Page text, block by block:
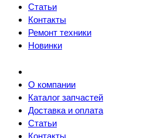
Статьи
Контакты
Ремонт техники
Новинки
О компании
Каталог запчастей
Доставка и оплата
Статьи
Контакты